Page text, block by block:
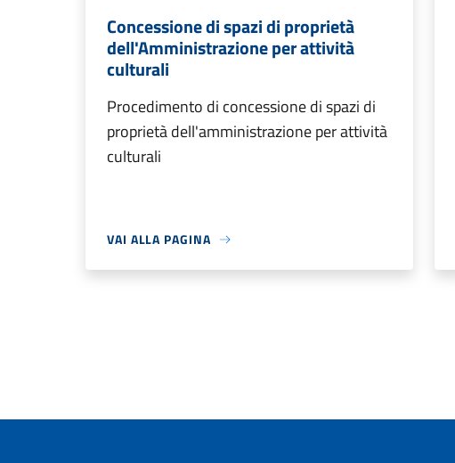
Concessione di spazi di proprietà
dell'Amministrazione per attività
culturali
Procedimento di concessione di spazi di
proprietà dell'amministrazione per attività
culturali
VAI ALLA PAGINA